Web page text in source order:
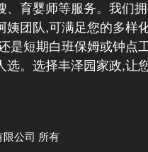
、育婴师等服务。我们
姨团队,可满足您的多样
是短期白班保姆或钟点
选。选择丰泽园家政,让
限公司 所有